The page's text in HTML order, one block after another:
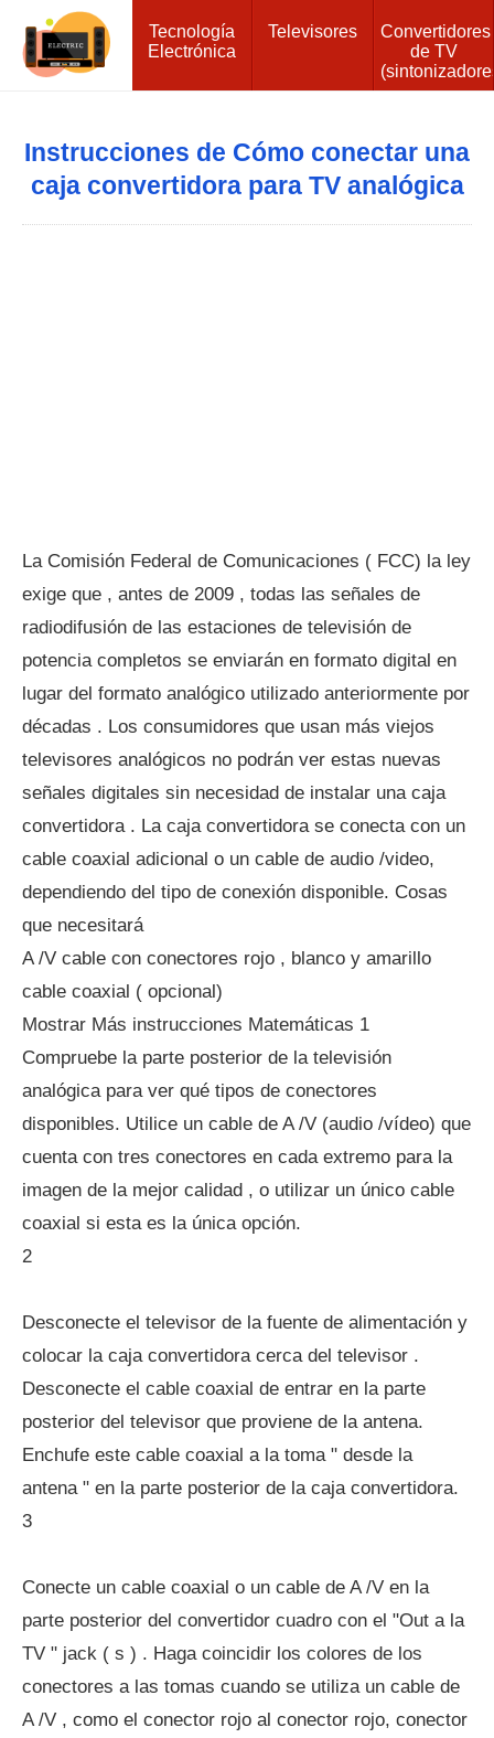
Tecnología
Electrónica
Televisores
Convertidores
de TV
Instrucciones de Cómo conectar una
caja convertidora para TV analógica
La Comisión Federal de Comunicaciones ( FCC) la ley
exige que , antes de 2009 , todas las señales de
radiodifusión de las estaciones de televisión de
potencia completos se enviarán en formato digital en
lugar del formato analógico utilizado anteriormente por
décadas . Los consumidores que usan más viejos
televisores analógicos no podrán ver estas nuevas
señales digitales sin necesidad de instalar una caja
convertidora . La caja convertidora se conecta con un
cable coaxial adicional o un cable de audio /video,
dependiendo del tipo de conexión disponible. Cosas
que necesitará
A /V cable con conectores rojo , blanco y amarillo
cable coaxial ( opcional)
Mostrar Más instrucciones Matemáticas 1
Compruebe la parte posterior de la televisión
analógica para ver qué tipos de conectores
disponibles. Utilice un cable de A /V (audio /vídeo) que
cuenta con tres conectores en cada extremo para la
imagen de la mejor calidad , o utilizar un único cable
coaxial si esta es la única opción.
2
Desconecte el televisor de la fuente de alimentación y
colocar la caja convertidora cerca del televisor .
Desconecte el cable coaxial de entrar en la parte
posterior del televisor que proviene de la antena.
Enchufe este cable coaxial a la toma " desde la
antena " en la parte posterior de la caja convertidora.
3
Conecte un cable coaxial o un cable de A /V en la
parte posterior del convertidor cuadro con el "Out a la
TV " jack ( s ) . Haga coincidir los colores de los
conectores a las tomas cuando se utiliza un cable de
A /V , como el conector rojo al conector rojo, conector